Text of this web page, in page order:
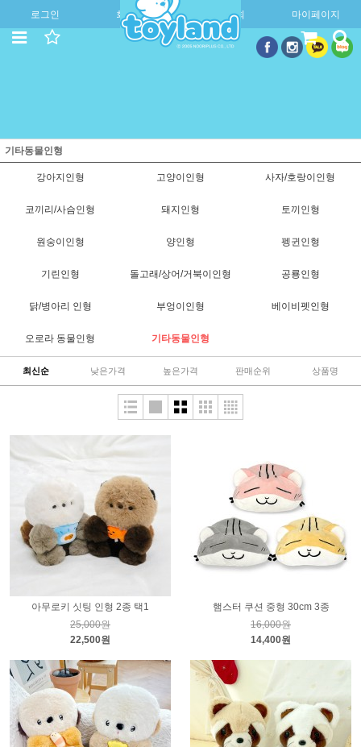
로그인 회원가입 주문조회 마이페이지
기타동물인형
강아지인형 고양이인형 사자/호랑이인형
코끼리/사슴인형 돼지인형 토끼인형
원숭이인형 양인형 펭귄인형
기린인형 돌고래/상어/거북이인형 공룡인형
닭/병아리 인형 부엉이인형 베이비펫인형
오로라 동물인형 기타동물인형
최신순 낮은가격 높은가격 판매순위 상품명
아무로키 싯팅 인형 2종 택1
25,000원
22,500원
햄스터 쿠션 중형 30cm 3종
16,000원
14,400원